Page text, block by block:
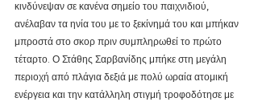
κινδύνεψαν σε κανένα σημείο του παιχνιδιού,
ανέλαβαν τα ηνία του με το ξεκίνημά του και μπήκαν
μπροστά στο σκορ πριν συμπληρωθεί το πρώτο
τέταρτο. Ο Στάθης Σαρβανίδης μπήκε στη μεγάλη
περιοχή από πλάγια δεξιά με πολύ ωραία ατομική
ενέργεια και την κατάλληλη στιγμή τροφοδότησε με